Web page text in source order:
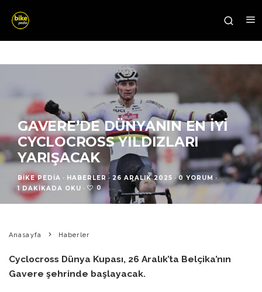
GAVERE’DE DÜNYANIN EN İYI
CYCLOCROSS YILDIZLARI
YARIŞACAK
BIKE PEDIA · HABERLER · 26 ARALIK 2025 · 0 YORUM ·
1 DAKIKADA OKU · 0
Anasayfa Haberler
Cyclocross Dünya Kupası, 26 Aralık’ta Belçika’nın
Gavere şehrinde başlayacak.